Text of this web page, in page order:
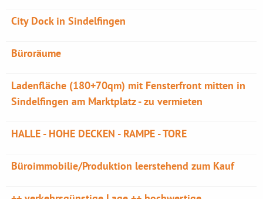
City Dock in Sindelfingen
Büroräume
Ladenfläche (180+70qm) mit Fensterfront mitten in
Sindelfingen am Marktplatz - zu vermieten
HALLE - HOHE DECKEN - RAMPE - TORE
Büroimmobilie/Produktion leerstehend zum Kauf